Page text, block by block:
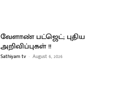
வேளாண் பட்ஜெட்; புதிய
அறிவிப்புகள் !!
Sathiyam tv - August 6, 2026